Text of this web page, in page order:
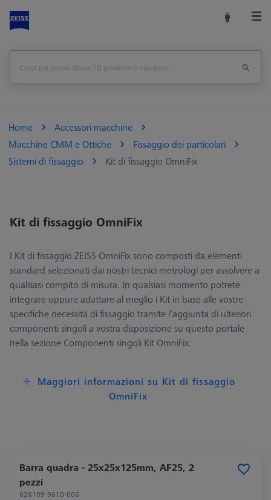
Home
Accessori macchine
Macchine CMM e Ottiche
Fissaggio dei particolari
Sistemi di fissaggio
Kit di fissaggio OmniFix
Kit di fissaggio OmniFix
I Kit di fissaggio ZEISS OmniFix sono composti da elementi
standard selezionati dai nostri tecnici metrologi per assolvere a
qualsiasi compito di misura. In qualsiasi momento potrete
integrare oppure adattare al meglio i Kit in base alle vostre
specifiche necessità di fissaggio tramite l'aggiunta di ulteriori
componenti singoli a vostra disposizione su questo portale
nella sezione Componenti singoli Kit OmniFix.
Maggiori informazioni su Kit di fissaggio
OmniFix
Barra quadra - 25x25x125mm, AF25, 2
pezzi
626109-9610-006